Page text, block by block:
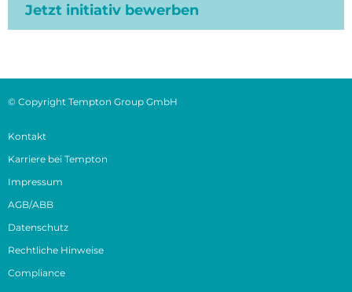
Jetzt initiativ bewerben
© Copyright Tempton Group GmbH
Kontakt
Karriere bei Tempton
Impressum
AGB/ABB
Datenschutz
Rechtliche Hinweise
Compliance